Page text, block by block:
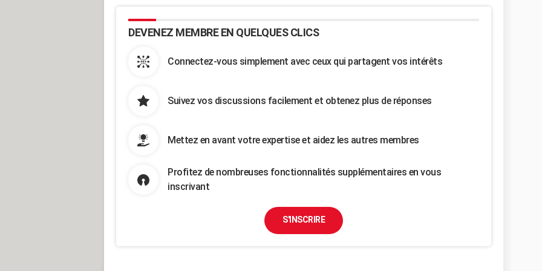
DEVENEZ MEMBRE EN QUELQUES CLICS
Connectez-vous simplement avec ceux qui partagent vos intérêts
Suivez vos discussions facilement et obtenez plus de réponses
Mettez en avant votre expertise et aidez les autres membres
Profitez de nombreuses fonctionnalités supplémentaires en vous
inscrivant
S'INSCRIRE